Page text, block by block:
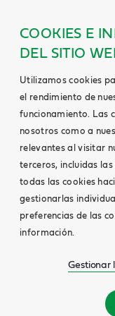
COOKIES E
DEL SITIO
Utilizamos cookies
el rendimiento de
funcionamiento. Las
nosotros como a
relevantes al visitar
terceros, incluidas
todas las cookies
gestionarlas
preferencias de las
información.
Gestionar